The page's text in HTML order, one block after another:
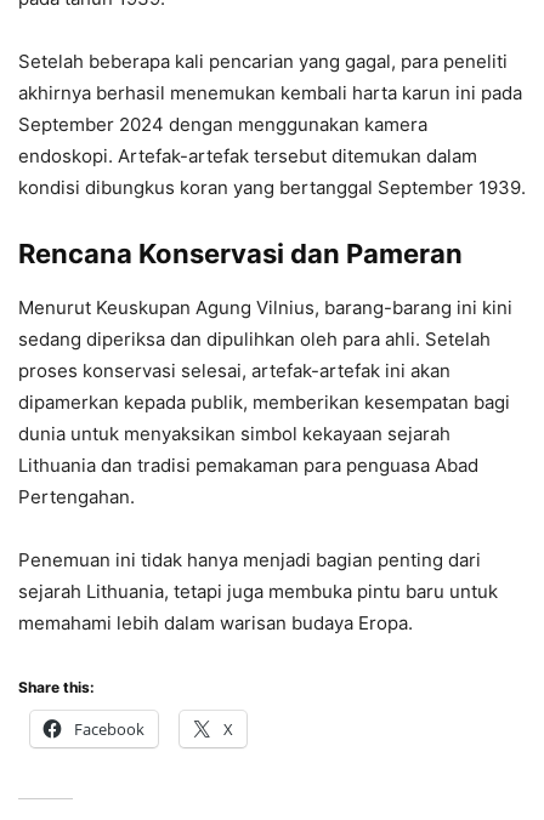
Setelah beberapa kali pencarian yang gagal, para peneliti
akhirnya berhasil menemukan kembali harta karun ini pada
September 2024 dengan menggunakan kamera
endoskopi. Artefak-artefak tersebut ditemukan dalam
kondisi dibungkus koran yang bertanggal September 1939.
Rencana Konservasi dan Pameran
Menurut Keuskupan Agung Vilnius, barang-barang ini kini
sedang diperiksa dan dipulihkan oleh para ahli. Setelah
proses konservasi selesai, artefak-artefak ini akan
dipamerkan kepada publik, memberikan kesempatan bagi
dunia untuk menyaksikan simbol kekayaan sejarah
Lithuania dan tradisi pemakaman para penguasa Abad
Pertengahan.
Penemuan ini tidak hanya menjadi bagian penting dari
sejarah Lithuania, tetapi juga membuka pintu baru untuk
memahami lebih dalam warisan budaya Eropa.
Share this:
Facebook X